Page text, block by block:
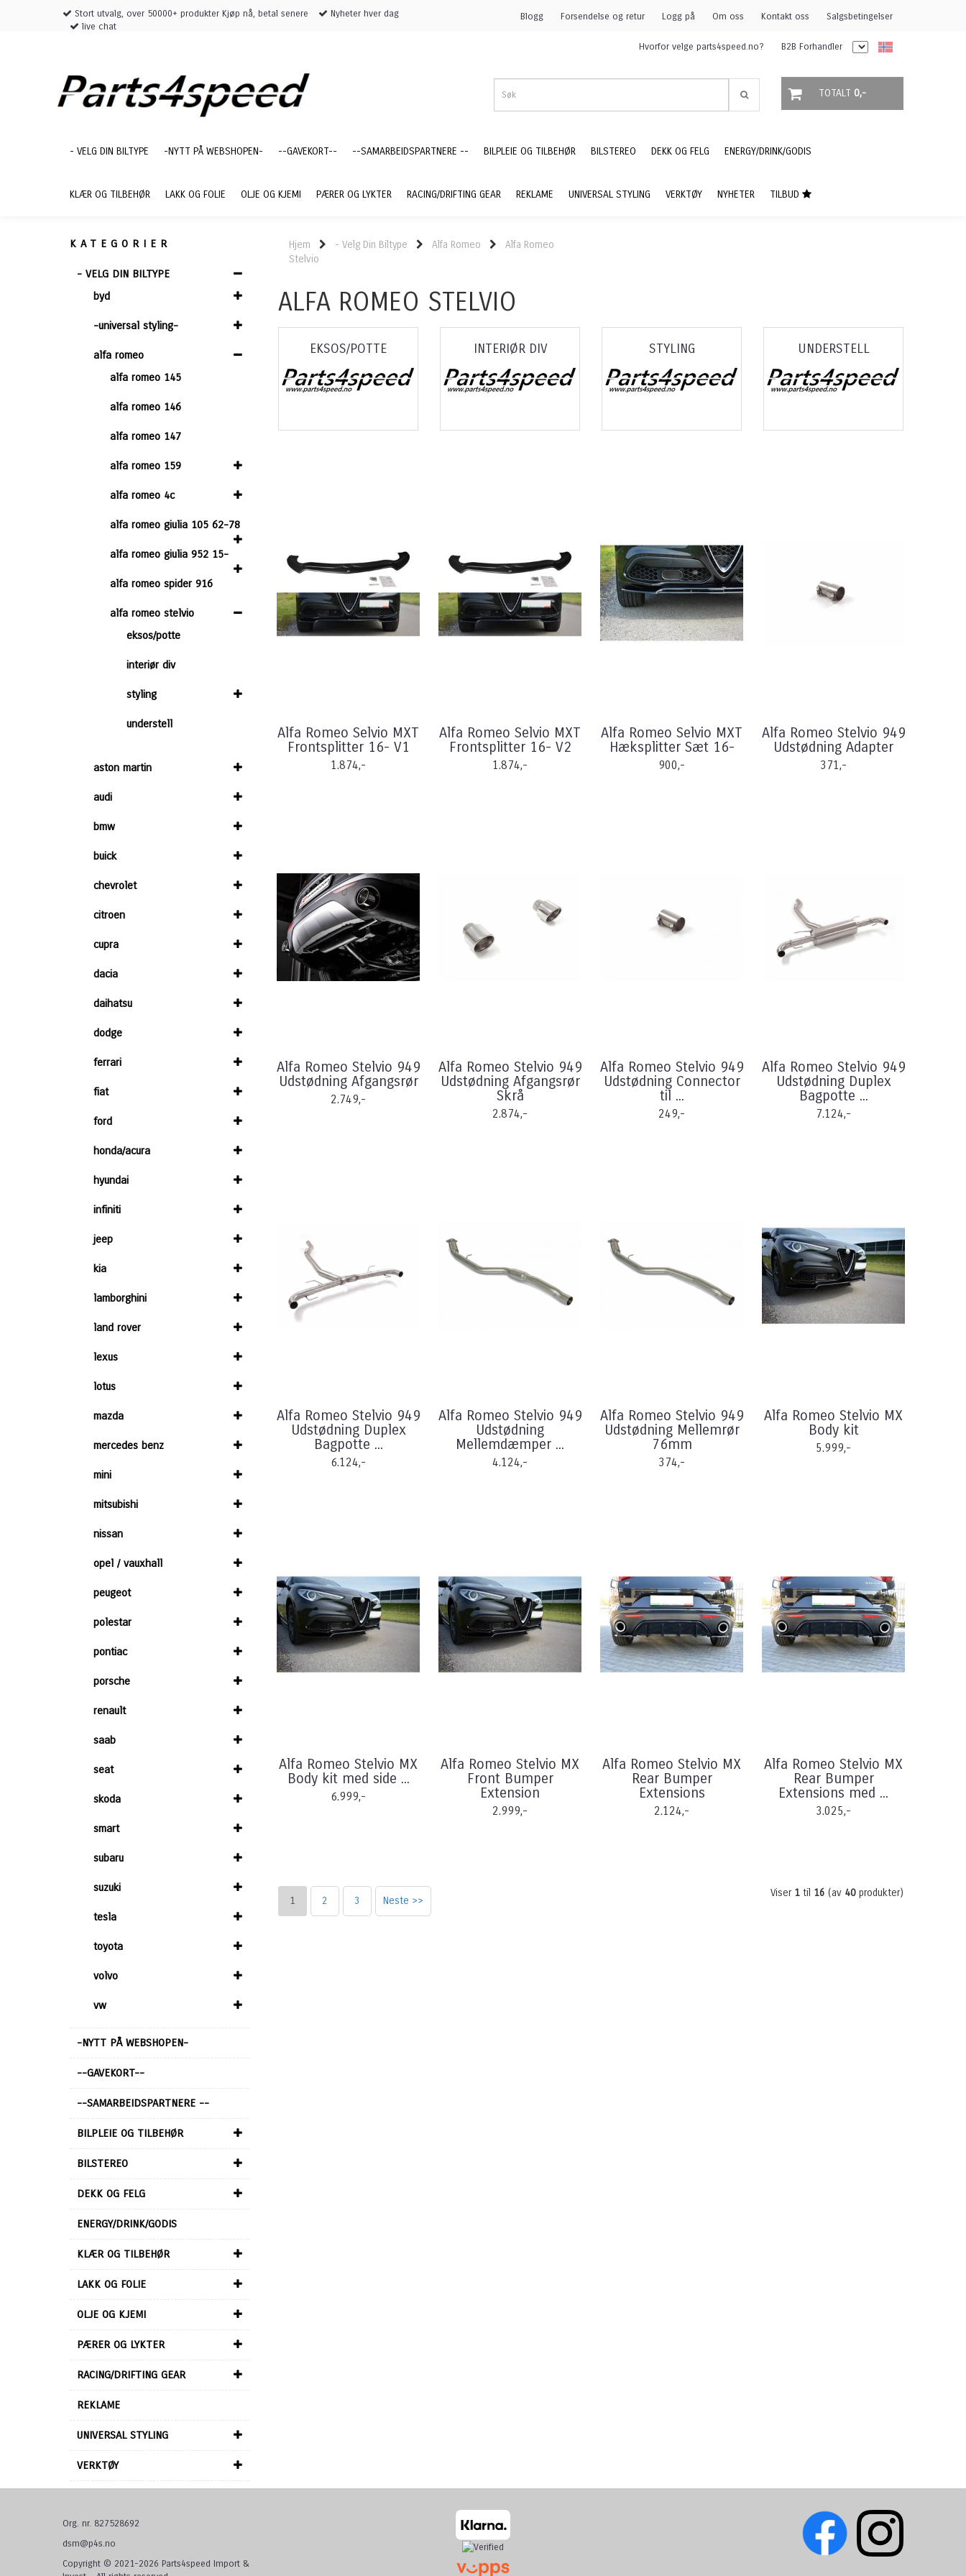
Stort utvalg, over 50000+ produkter Kjøp nå, betal senere
Nyheter hver dag
live chat
Blogg Forsendelse og retur Logg på Om oss Kontakt oss Salgsbetingelser
Hvorfor velge parts4speed.no? B2B Forhandler
TOTALT 0,-
- VELG DIN BILTYPE -NYTT PÅ WEBSHOPEN- --GAVEKORT-- --SAMARBEIDSPARTNERE -- BILPLEIE OG TILBEHØR BILSTEREO DEKK OG FELG ENERGY/DRINK/GODIS
KLÆR OG TILBEHØR LAKK OG FOLIE OLJE OG KJEMI PÆRER OG LYKTER RACING/DRIFTING GEAR REKLAME UNIVERSAL STYLING VERKTØY NYHETER TILBUD
KATEGORIER
- VELG DIN BILTYPE
byd
-universal styling-
alfa romeo
alfa romeo 145
alfa romeo 146
alfa romeo 147
alfa romeo 159
alfa romeo 4c
alfa romeo giulia 105 62-78
alfa romeo giulia 952 15-
alfa romeo spider 916
alfa romeo stelvio
eksos/potte
interiør div
styling
understell
aston martin
audi
bmw
buick
chevrolet
citroen
cupra
dacia
daihatsu
dodge
ferrari
fiat
ford
honda/acura
hyundai
infiniti
jeep
kia
lamborghini
land rover
lexus
lotus
mazda
mercedes benz
mini
mitsubishi
nissan
opel / vauxhall
peugeot
polestar
pontiac
porsche
renault
saab
seat
skoda
smart
subaru
suzuki
tesla
toyota
volvo
vw
-NYTT PÅ WEBSHOPEN-
--GAVEKORT--
--SAMARBEIDSPARTNERE --
BILPLEIE OG TILBEHØR
BILSTEREO
DEKK OG FELG
ENERGY/DRINK/GODIS
KLÆR OG TILBEHØR
LAKK OG FOLIE
OLJE OG KJEMI
PÆRER OG LYKTER
RACING/DRIFTING GEAR
REKLAME
UNIVERSAL STYLING
VERKTØY
Hjem - Velg Din Biltype Alfa Romeo
Alfa Romeo
Stelvio
ALFA ROMEO STELVIO
EKSOS/POTTE INTERIØR DIV STYLING UNDERSTELL
Alfa Romeo Selvio MXT
Frontsplitter 16- V1
1.874,-
Alfa Romeo Selvio MXT
Frontsplitter 16- V2
1.874,-
Alfa Romeo Selvio MXT
Hæksplitter Sæt 16-
900,-
Alfa Romeo Stelvio 949
Udstødning Adapter
371,-
Alfa Romeo Stelvio 949
Udstødning Afgangsrør
2.749,-
Alfa Romeo Stelvio 949
Udstødning Afgangsrør
Skrå
2.874,-
Alfa Romeo Stelvio 949
Udstødning Connector
til ...
249,-
Alfa Romeo Stelvio 949
Udstødning Duplex
Bagpotte ...
7.124,-
Alfa Romeo Stelvio 949
Udstødning Duplex
Bagpotte ...
6.124,-
Alfa Romeo Stelvio 949
Udstødning
Mellemdæmper ...
4.124,-
Alfa Romeo Stelvio 949
Udstødning Mellemrør
76mm
374,-
Alfa Romeo Stelvio MX
Body kit
5.999,-
Alfa Romeo Stelvio MX
Body kit med side ...
6.999,-
Alfa Romeo Stelvio MX
Front Bumper
Extension
2.999,-
Alfa Romeo Stelvio MX
Rear Bumper
Extensions
2.124,-
Alfa Romeo Stelvio MX
Rear Bumper
Extensions med ...
3.025,-
1 2 3 Neste >>
Viser 1 til 16 (av 40 produkter)
Org. nr. 827528692
dsm@p4s.no
Copyright © 2021-2026 Parts4speed Import &